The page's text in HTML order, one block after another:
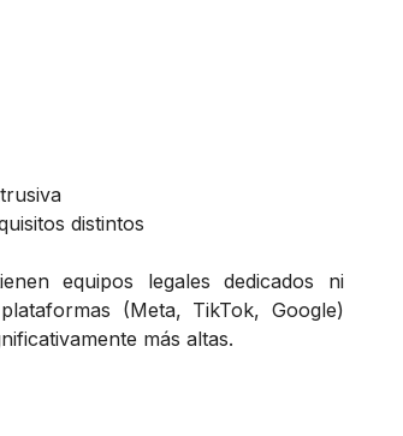
distintos
equipos legales dedicados ni
(Meta, TikTok, Google)
más altas.